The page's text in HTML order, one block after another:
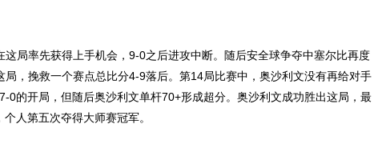
率先获得上手机会，9-0之后进攻中断。随后安全球争夺中塞尔比再度
局，挽救一个赛点总比分4-9落后。第14局比赛中，奥沙利文没有再给对手
0的开局，但随后奥沙利文单杆70+形成超分。奥沙利文成功胜出这局，最
人第五次夺得大师赛冠军。